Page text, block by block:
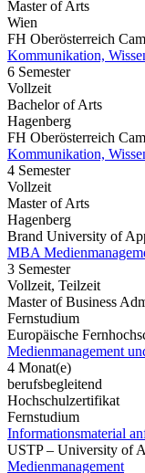
Master of Arts
Wien
FH Oberösterreich
Kommunikation,
6 Semester
Vollzeit
Bachelor of Arts
Hagenberg
FH Oberösterreich
Kommunikation,
4 Semester
Vollzeit
Master of Arts
Hagenberg
Brand University of
MBA
3 Semester
Vollzeit, Teilzeit
Master of Business
Fernstudium
Europäische
Medienmanagement
4 Monat(e)
berufsbegleitend
Hochschulzertifikat
Fernstudium
Informationsmaterial
USTP – University of
Medienmanagement